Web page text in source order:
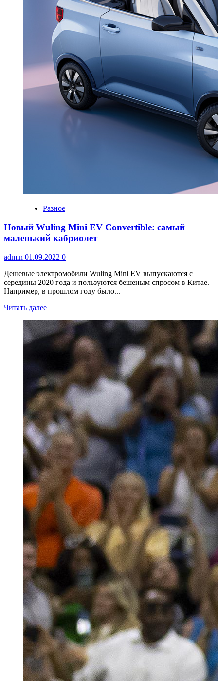
Разное
Новый Wuling Mini EV Convertible: самый
маленький кабриолет
admin 01.09.2022 0
Дешевые электромобили Wuling Mini EV выпускаются с
середины 2020 года и пользуются бешеным спросом в Китае.
Например, в прошлом году было...
Читать далее